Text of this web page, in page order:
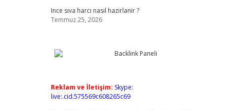
Ince sıva harcı nasıl hazirlanir ?
Temmuz 25, 2026
Reklam ve İletişim: Skype:
live:.cid.575569c608265c69